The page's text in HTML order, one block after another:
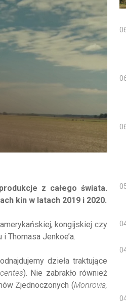
z całego świata.
kin w latach 2019 i 2020.
kongijskiej czy
Thomasa Jenkoe’a.
dzieła traktujące
). Nie zabrakło również
Zjednoczonych (Monrovia,